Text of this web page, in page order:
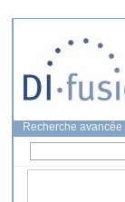
Recherche avancée